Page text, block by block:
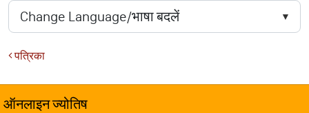
पत्रिका
ऑनलाइन ज्योतिष